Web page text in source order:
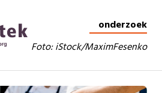
onderzoek
Foto:iStock/MaximFesenko